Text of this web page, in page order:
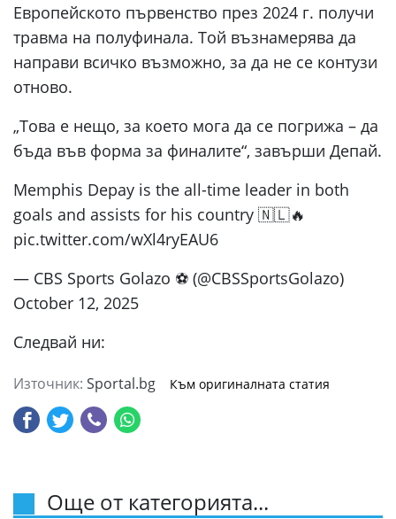
Европейското първенство през 2024 г. получи
травма на полуфинала. Той възнамерява да
направи всичко възможно, за да не се контузи
отново.
„Това е нещо, за което мога да се погрижа – да
бъда във форма за финалите“, завърши Депай.
Memphis Depay is the all-time leader in both
goals and assists for his country 🇳🇱🔥
pic.twitter.com/wXl4ryEAU6
— CBS Sports Golazo ⚽️ (@CBSSportsGolazo)
October 12, 2025
Следвай ни:
Източник: Sportal.bg Към оригиналната статия
Още от категорията...